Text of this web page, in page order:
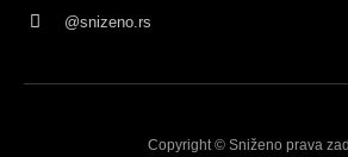
@snizeno.rs
Copyright © Sniženo prava